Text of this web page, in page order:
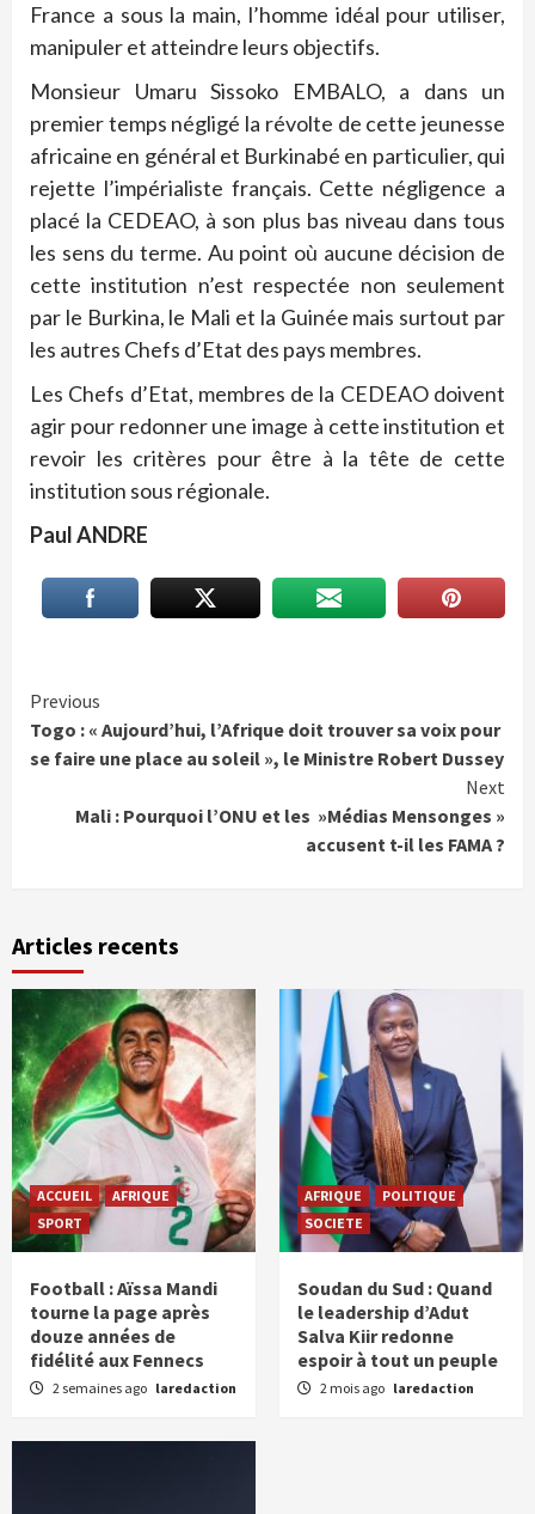
France a sous la main, l’homme idéal pour utiliser,
manipuler et atteindre leurs objectifs.
Monsieur Umaru Sissoko EMBALO, a dans un
premier temps négligé la révolte de cette jeunesse
africaine en général et Burkinabé en particulier, qui
rejette l’impérialiste français. Cette négligence a
placé la CEDEAO, à son plus bas niveau dans tous
les sens du terme. Au point où aucune décision de
cette institution n’est respectée non seulement
par le Burkina, le Mali et la Guinée mais surtout par
les autres Chefs d’Etat des pays membres.
Les Chefs d’Etat, membres de la CEDEAO doivent
agir pour redonner une image à cette institution et
revoir les critères pour être à la tête de cette
institution sous régionale.
Paul ANDRE
Continue
Reading
Previous
Togo : « Aujourd’hui, l’Afrique doit trouver sa voix pour
se faire une place au soleil », le Ministre Robert Dussey
Next
Mali : Pourquoi l’ONU et les »Médias Mensonges »
accusent t-il les FAMA ?
Articles recents
ACCUEIL
AFRIQUE
SPORT
Football : Aïssa Mandi
tourne la page après
douze années de
fidélité aux Fennecs
2 semaines ago laredaction
AFRIQUE
POLITIQUE
SOCIETE
Soudan du Sud : Quand
le leadership d’Adut
Salva Kiir redonne
espoir à tout un peuple
2 mois ago laredaction